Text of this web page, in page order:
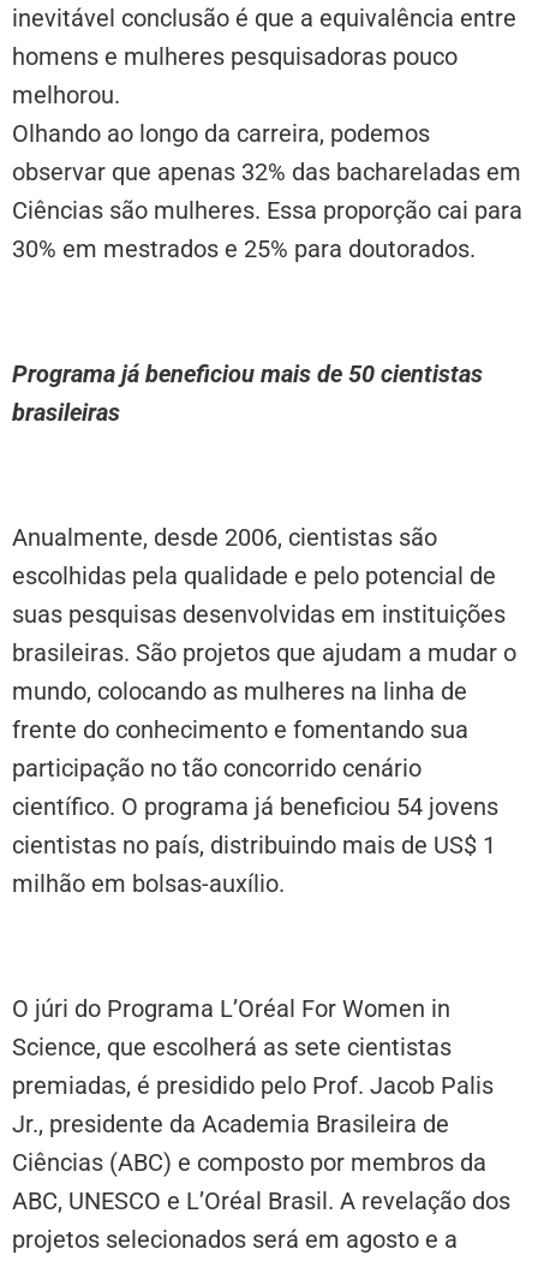
inevitável conclusão é que a equivalência entre
homens e mulheres pesquisadoras pouco
melhorou.
Olhando ao longo da carreira, podemos
observar que apenas 32% das bachareladas em
Ciências são mulheres. Essa proporção cai para
30% em mestrados e 25% para doutorados.
Programa já beneficiou mais de 50 cientistas
brasileiras
Anualmente, desde 2006, cientistas são
escolhidas pela qualidade e pelo potencial de
suas pesquisas desenvolvidas em instituições
brasileiras. São projetos que ajudam a mudar o
mundo, colocando as mulheres na linha de
frente do conhecimento e fomentando sua
participação no tão concorrido cenário
científico. O programa já beneficiou 54 jovens
cientistas no país, distribuindo mais de US$ 1
milhão em bolsas-auxílio.
O júri do Programa L’Oréal For Women in
Science, que escolherá as sete cientistas
premiadas, é presidido pelo Prof. Jacob Palis
Jr., presidente da Academia Brasileira de
Ciências (ABC) e composto por membros da
ABC, UNESCO e L’Oréal Brasil. A revelação dos
projetos selecionados será em agosto e a